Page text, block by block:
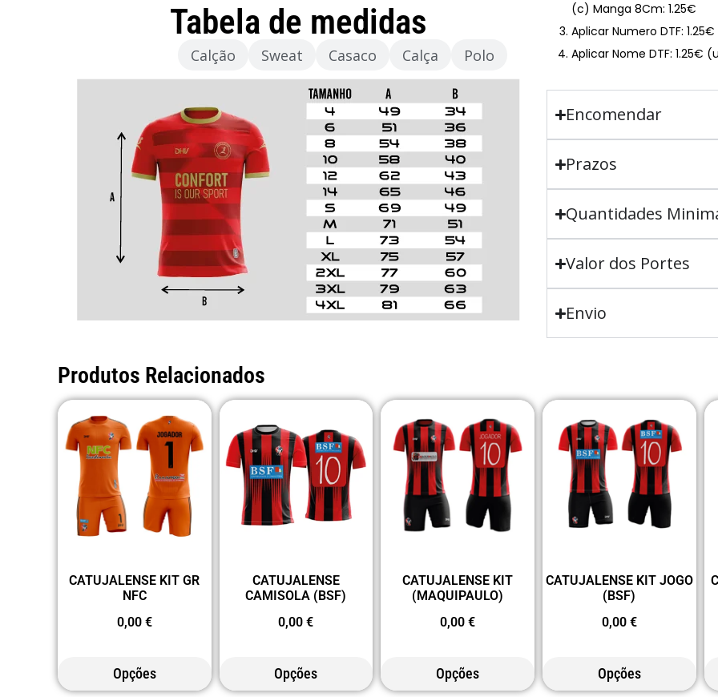
Tabela de medidas
Calção Sweat Casaco Calça Polo
(c) Manga 8Cm: 1.25€
Aplicar Numero DTF:
Aplicar Nome DTF: 1.25€
Encomendar
Prazos
Quantidades
Valor dos Portes
Envio
Produtos Relacionados
CATUJALENSE KIT GR
NFC
0,00 €
Opções
CATUJALENSE
CAMISOLA (BSF)
0,00€
Opções
CATUJALENSE KIT
(MAQUIPAULO)
0,00€
Opções
CATUJALENSE KIT JOGO
(BSF)
0,00 €
Opções